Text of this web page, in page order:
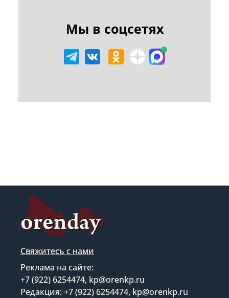
Мы в соцсетях
Свяжитесь с нами
Реклама на сайте:
+7 (922) 6254474, kp@orenkp.ru
Редакция: +7 (922) 6254474, kp@orenkp.ru